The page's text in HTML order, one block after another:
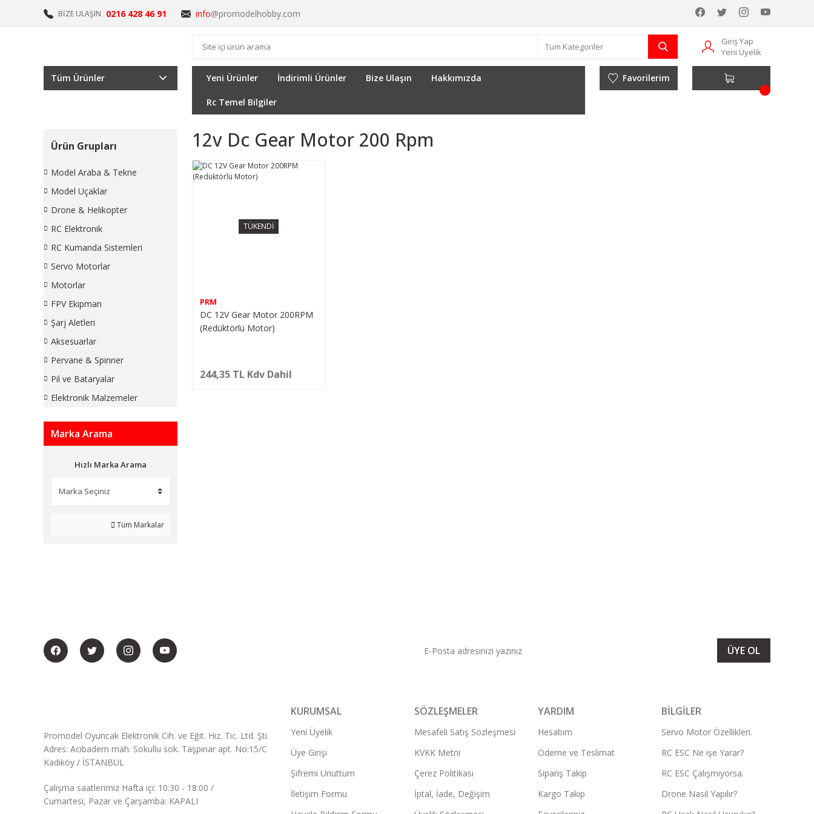
BİZE ULAŞIN 0216 428 46 91 info@promodelhobby.com
Giriş Yap
Yeni Üyelik
Tüm Ürünler Yeni Ürünler İndirimli Ürünler Bize Ulaşın Hakkımızda
Rc Temel Bilgiler
Favorilerim
Ürün Grupları
Model Araba & Tekne
Model Uçaklar
Drone & Helikopter
RC Elektronik
RC Kumanda Sistemleri
Servo Motorlar
Motorlar
FPV Ekipman
Şarj Aletleri
Aksesuarlar
Pervane & Spinner
Pil ve Bataryalar
Elektronik Malzemeler
Marka Arama
Hızlı Marka Arama
Tüm Markalar
12v Dc Gear Motor 200 Rpm
TÜKENDİ
PRM
DC 12V Gear Motor 200RPM
(Redüktörlü Motor)
244,35 TL Kdv Dahil
ÜYE OL
Promodel Oyuncak Elektronik Cih. ve Eğit. Hiz. Tic. Ltd. Şti.
Adres: Acıbadem mah. Sokullu sok. Taşpınar apt. No:15/C
Kadıköy / İSTANBUL
Çalışma saatlerimiz Hafta içi: 10:30 - 18:00 /
Cumartesi, Pazar ve Çarşamba: KAPALI
KURUMSAL
Yeni Üyelik
Üye Girişi
Şifremi Unuttum
İletişim Formu
SÖZLEŞMELER
Mesafeli Satış Sözleşmesi
KVKK Metni
Çerez Politikası
İptal, İade, Değişim
YARDIM
Hesabım
Ödeme ve Teslimat
Sipariş Takip
Kargo Takip
BİLGİLER
Servo Motor Özellikleri.
RC ESC Ne işe Yarar?
RC ESC Çalışmıyorsa.
Drone Nasıl Yapılır?